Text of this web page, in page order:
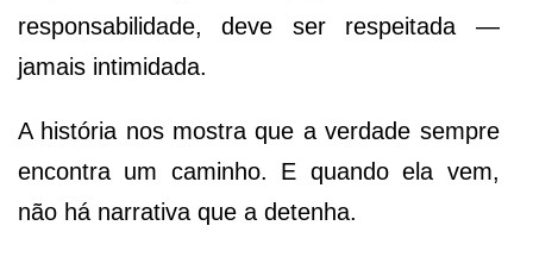
responsabilidade, deve ser respeitada —
jamais intimidada.
A história nos mostra que a verdade sempre
encontra um caminho. E quando ela vem,
não há narrativa que a detenha.